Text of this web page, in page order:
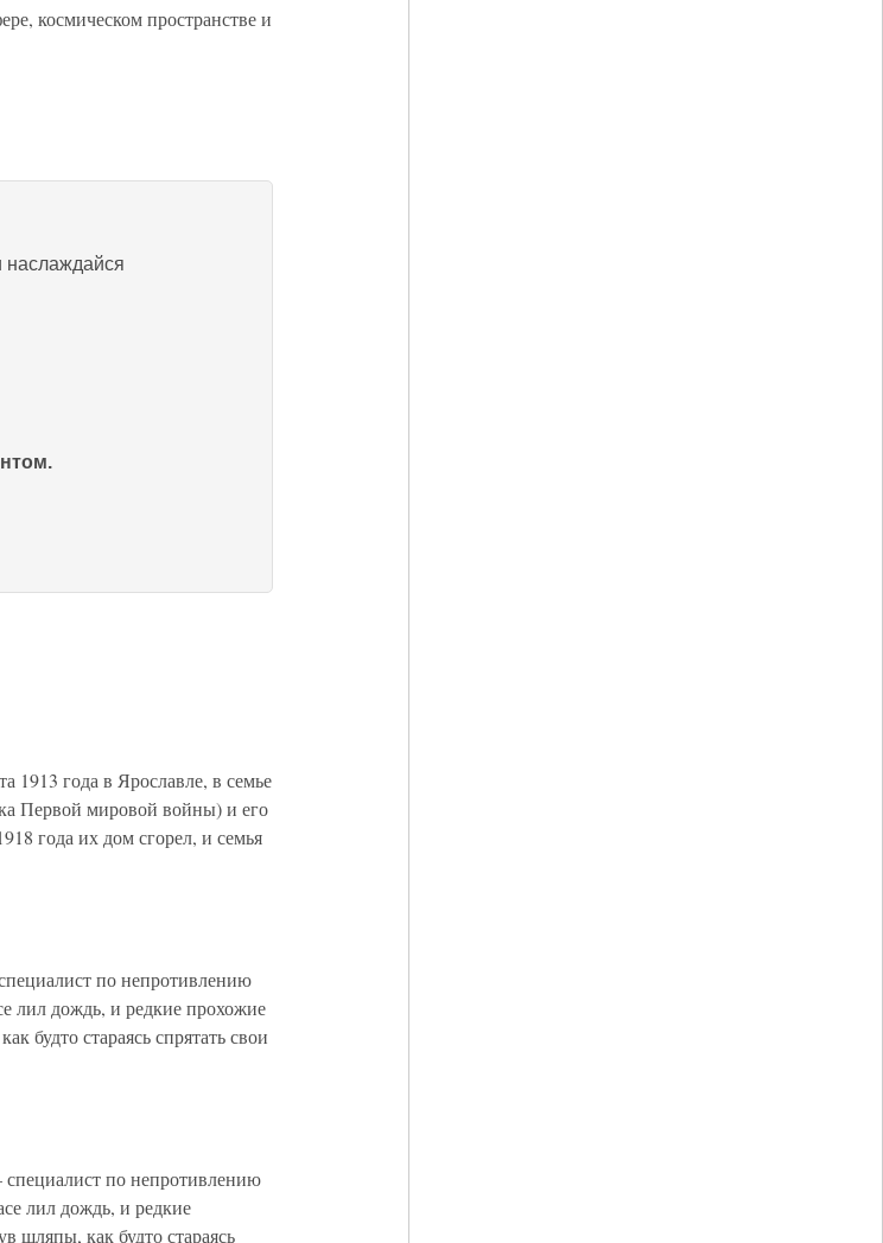
космическом пространстве и
наслаждайся
1913 года в Ярославле, в семье
Первой мировой войны) и его
года их дом сгорел, и семья
по непротивлению
лил дождь, и редкие прохожие
будто стараясь спрятать свои
по непротивлению
лил дождь, и редкие
шляпы, как будто стараясь